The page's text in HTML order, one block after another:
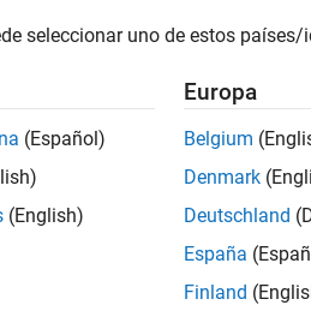
seleccionar uno de estos países/
(Español)
(English)
Europa
Belgium
Denmark
Deutschland
España
Finland